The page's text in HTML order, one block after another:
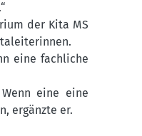
der Kita MS
eine fachliche
eine eine
ergänzte er.